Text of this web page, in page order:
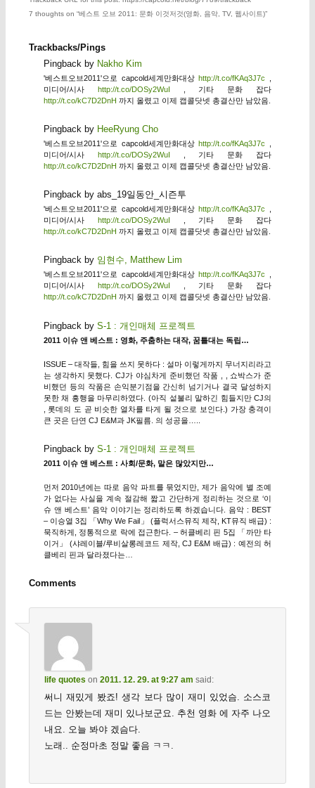
7 thoughts on “베스트 오브 2011: 문화 이것저것(영화, 음악, TV, 웹사이트)”
Trackbacks/Pings
Pingback by Nakho Kim
'베스트오브2011'으로 capcold세계만화대상http://t.co/fKAq3J7c
미디어/시사 http://t.co/DOSy2WuI , 기타 문화 잡다
http://t.co/kC7D2DnH 까지 올렸고 이제 캡콜닷넷 총결산만 남았음.
Pingback by HeeRyung Cho
'베스트오브2011'으로 capcold세계만화대상http://t.co/fKAq3J7c
미디어/시사 http://t.co/DOSy2WuI , 기타 문화 잡다
http://t.co/kC7D2DnH 까지 올렸고 이제 캡콜닷넷 총결산만 남았음.
Pingback by abs_19일동안_시즌투
'베스트오브2011'으로 capcold세계만화대상http://t.co/fKAq3J7c
미디어/시사 http://t.co/DOSy2WuI , 기타 문화 잡다
http://t.co/kC7D2DnH 까지 올렸고 이제 캡콜닷넷 총결산만 남았음.
Pingback by 임현수, Matthew Lim
'베스트오브2011'으로 capcold세계만화대상 http://t.co/fKAq3J7c
,
미디어/시사
http://t.co/DOSy2WuI
, 기타 문화 잡다
http://t.co/kC7D2DnH 까지 올렸고 이제 캡콜닷넷 총결산만 남았음.
Pingback by S-1 : 개인매체 프로젝트
2011 이슈 앤 베스트 : 영화, 주춤하는 대작, 꿈틀대는 독립…
ISSUE – 대작들, 힘을 쓰지 못하다 : 설마 이렇게까지 무너지리라고
는 생각하지 못했다. CJ가 야심차게 준비했던 작품 , , 쇼박스가 준
비했던 등의 작품은 손익분기점을 간신히 넘기거나 결국 달성하지
못한 채 흥행을 마무리하였다. (아직 섵불리 말하긴 힘들지만 CJ의
, 롯데의 도 곧 비슷한 열차를 타게 될 것으로 보인다.) 가장 충격이
큰 곳은 단연 CJ E&M과 JK필름. 의 성공을…..
Pingback by S-1 : 개인매체 프로젝트
2011 이슈 앤 베스트 : 사회/문화, 말은 많았지만…
먼저 2010년에는 따로 음악 파트를 묶었지만, 제가 음악에 별 조예
가 없다는 사실을 계속 절감해 짧고 간단하게 정리하는 것으로 ‘이
슈 앤 베스트’ 음악 이야기는 정리하도록 하겠습니다. 음악 : BEST
– 이승열 3집 「Why We Fail」 (플럭서스뮤직 제작, KT뮤직 배급) :
묵직하게, 정통적으로 락에 접근한다. – 허클베리 핀 5집 「까만 타
이거」 (샤레이블/루비살롱레코드 제작, CJ E&M 배급) : 예전의 허
클베리 핀과 달라졌다는…
Comments
life quotes on 2011. 12. 29. at 9:27 am said:
써니 재밌게 봤죠! 생각 보다 많이 재미 있었슴. 소스코
드는 안봤는데 재미 있나보군요. 추천 영화 에 자주 나오
내요. 오늘 봐야 겠슴다.
노래.. 순정마초 정말 좋음 ㅋㅋ.